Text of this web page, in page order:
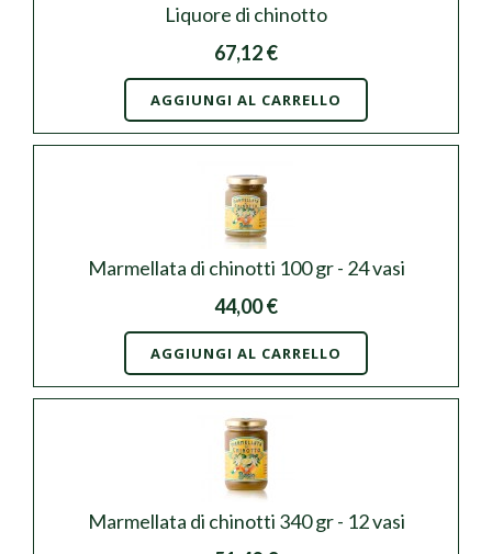
Liquore di chinotto
67,12 €
AGGIUNGI AL CARRELLO
Marmellata di chinotti 100 gr - 24 vasi
44,00 €
AGGIUNGI AL CARRELLO
Marmellata di chinotti 340 gr - 12 vasi